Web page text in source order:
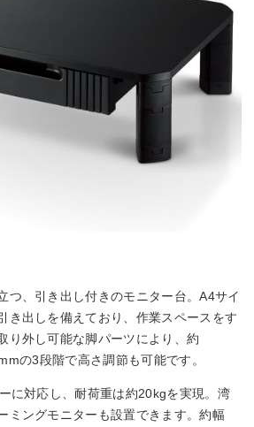
つ、引き出し付きのモニター台。A4サイ
き出しを備えており、作業スペースをす
り外し可能な脚パーツにより、約
の3段階で高さ調節も可能です。
に対応し、耐荷重は約20kgを実現。湾
ミングモニターも設置できます。約幅